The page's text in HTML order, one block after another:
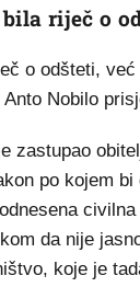
riječ o
o odšteti,
Nobilo
zastupao
po kojem
da nije
koje je